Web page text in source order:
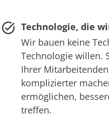
Technologie, die
Wir bauen keine
Technologie willen.
Ihrer
komplizierter
ermöglichen,
treffen.